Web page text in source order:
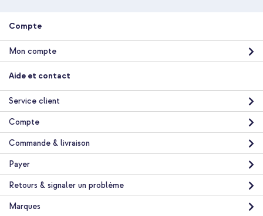
20 % de réduction
63,98 €
Livraison gratuite 56,98 €
Acheter
Livraison
gratuite
Spigen Coque Ultra Hybrid MagSafe Apple iPhone 17 Pro -
Clear Gold + Support de téléphone pour voiture - MagSafe -
Compte
Mon compte
Aide et contact
Service client
Compte
Commande & livraison
Payer
Retours & signaler un problème
Marques